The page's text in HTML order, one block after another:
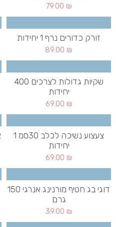
79.00 ₪
זורק כדורים נרף 1 יחידות
89.00 ₪
שקיות גדולות לצרכים 400
יחידות
69.00 ₪
צעצוע נשיכה לכלב 30סמ 1
יחידות
69.00 ₪
דוגי בג חטיף מורנינג אנרגי 150
גרם
39.00 ₪